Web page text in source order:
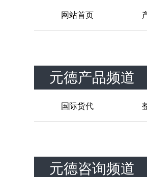
网站首页
元德产品频道
国际货代
元德咨询频道